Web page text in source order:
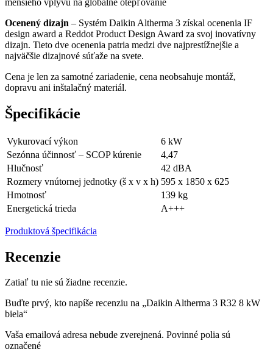
Ocenený dizajn – Systém Daikin Altherma 3 získal ocenenia IF
design award a Reddot Product Design Award za svoj inovatívny
dizajn. Tieto dve ocenenia patria medzi dve najprestížnejšie a
najväčšie dizajnové súťaže na svete.
Cena je len za samotné zariadenie, cena neobsahuje montáž,
dopravu ani inštalačný materiál.
Špecifikácie
Vykurovací výkon
6 kW
Sezónna účinnosť – SCOP kúrenie
4,47
Hlučnosť
42 dBA
Rozmery vnútornej jednotky (š x v x h) 595 x 1850 x 625
Hmotnosť
139 kg
Energetická trieda
A+++
Produktová špecifikácia
Recenzie
Zatiaľ tu nie sú žiadne recenzie.
Buďte prvý, kto napíše recenziu na „Daikin Altherma 3 R32 8 kW
biela“
Vaša emailová adresa nebude zverejnená. Povinné polia sú
označené